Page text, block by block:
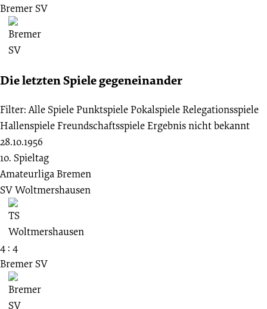
Bremer SV
Die letzten Spiele gegeneinander
Filter: Alle SpielePunktspielePokalspieleRelegationsspiele
HallenspieleFreundschaftsspieleErgebnis nicht bekannt
28.10.1956
10. Spieltag
Amateurliga Bremen
SV Woltmershausen
4 : 4
Bremer SV